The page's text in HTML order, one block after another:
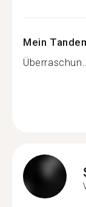
Mein